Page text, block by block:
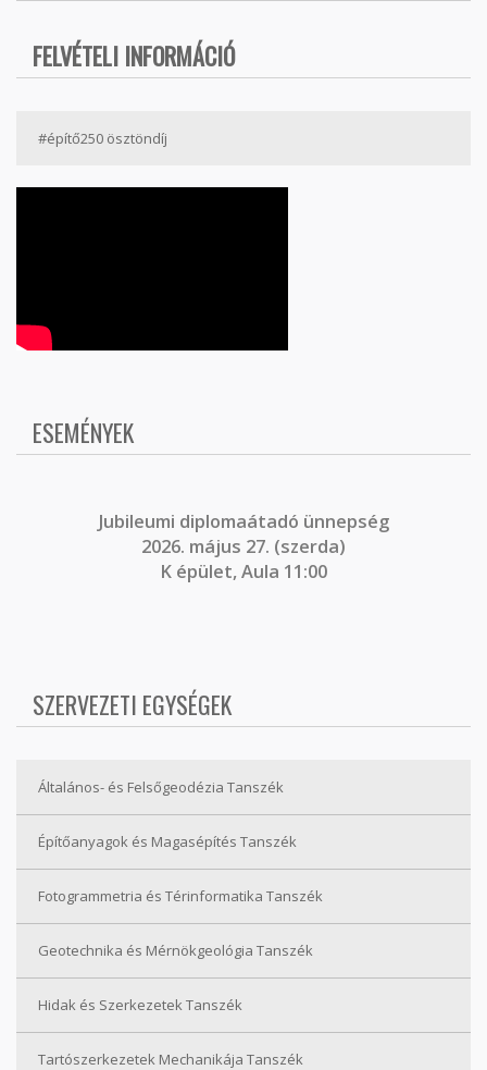
FELVÉTELI INFORMÁCIÓ
#építő250 ösztöndíj
ESEMÉNYEK
Jubileumi diplomaátadó ünnepség
2026. május 27. (szerda)
K épület, Aula 11:00
SZERVEZETI EGYSÉGEK
Általános- és Felsőgeodézia Tanszék
Építőanyagok és Magasépítés Tanszék
Fotogrammetria és Térinformatika Tanszék
Geotechnika és Mérnökgeológia Tanszék
Hidak és Szerkezetek Tanszék
Tartószerkezetek Mechanikája Tanszék